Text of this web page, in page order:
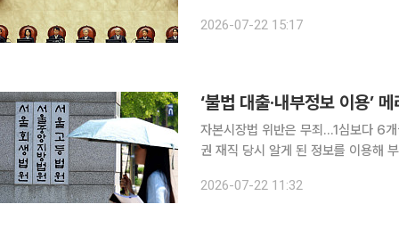
법관)는 22일 상관모욕 혐의로 기소
2026-07-22 15:17
‘불법 대출·내부정보 이용’
자본시장법 위반은 무죄…1심보다 6개월
권 재직 당시 알게 된 정보를 이용해
판사)는 22일 특정경제범죄 가중처벌
2026-07-22 11:32